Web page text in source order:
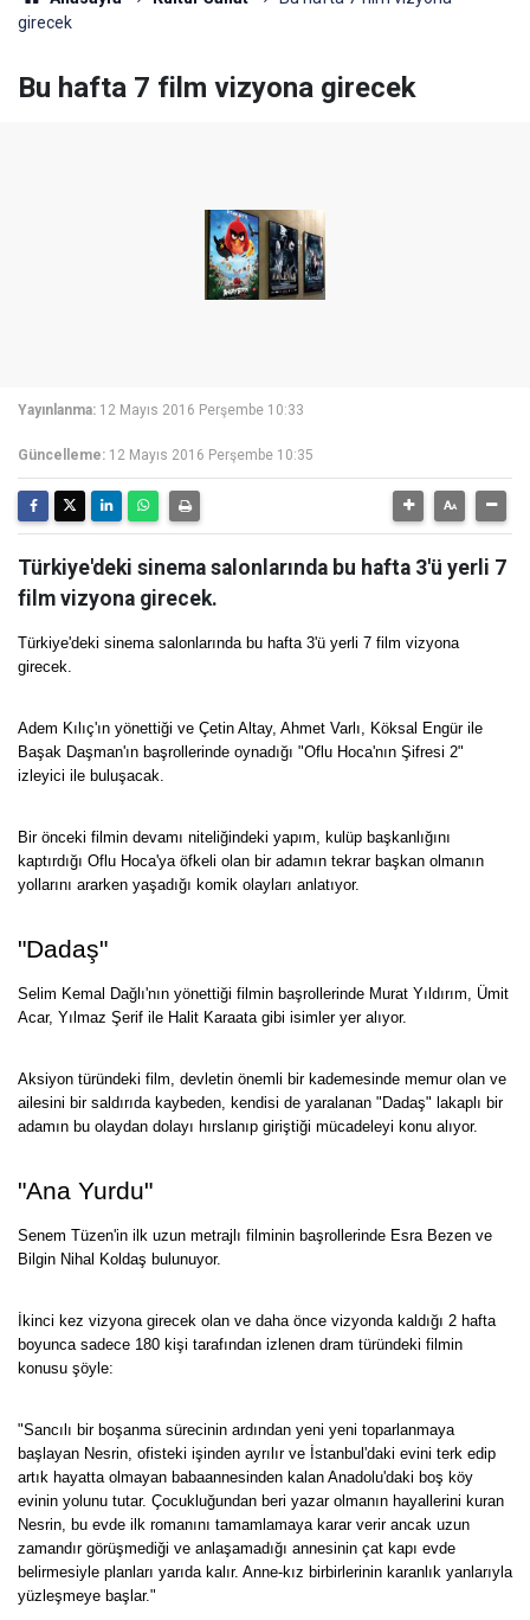
girecek
Bu hafta 7 film vizyona girecek
Yayınlanma: 12 Mayıs 2016 Perşembe 10:33
Güncelleme: 12 Mayıs 2016 Perşembe 10:35
Türkiye'deki sinema salonlarında bu hafta 3'ü yerli 7
film vizyona girecek.
Türkiye'deki sinema salonlarında bu hafta 3'ü yerli 7 film vizyona
girecek.
Adem Kılıç'ın yönettiği ve Çetin Altay, Ahmet Varlı, Köksal Engür ile
Başak Daşman'ın başrollerinde oynadığı "Oflu Hoca'nın Şifresi 2"
izleyici ile buluşacak.
Bir önceki filmin devamı niteliğindeki yapım, kulüp başkanlığını
kaptırdığı Oflu Hoca'ya öfkeli olan bir adamın tekrar başkan olmanın
yollarını ararken yaşadığı komik olayları anlatıyor.
"Dadaş"
Selim Kemal Dağlı'nın yönettiği filmin başrollerinde Murat Yıldırım, Ümit
Acar, Yılmaz Şerif ile Halit Karaata gibi isimler yer alıyor.
Aksiyon türündeki film, devletin önemli bir kademesinde memur olan ve
ailesini bir saldırıda kaybeden, kendisi de yaralanan "Dadaş" lakaplı bir
adamın bu olaydan dolayı hırslanıp giriştiği mücadeleyi konu alıyor.
"Ana Yurdu"
Senem Tüzen'in ilk uzun metrajlı filminin başrollerinde Esra Bezen ve
Bilgin Nihal Koldaş bulunuyor.
İkinci kez vizyona girecek olan ve daha önce vizyonda kaldığı 2 hafta
boyunca sadece 180 kişi tarafından izlenen dram türündeki filmin
konusu şöyle:
"Sancılı bir boşanma sürecinin ardından yeni yeni toparlanmaya
başlayan Nesrin, ofisteki işinden ayrılır ve İstanbul'daki evini terk edip
artık hayatta olmayan babaannesinden kalan Anadolu'daki boş köy
evinin yolunu tutar. Çocukluğundan beri yazar olmanın hayallerini kuran
Nesrin, bu evde ilk romanını tamamlamaya karar verir ancak uzun
zamandır görüşmediği ve anlaşamadığı annesinin çat kapı evde
belirmesiyle planları yarıda kalır. Anne-kız birbirlerinin karanlık yanlarıyla
yüzleşmeye başlar."